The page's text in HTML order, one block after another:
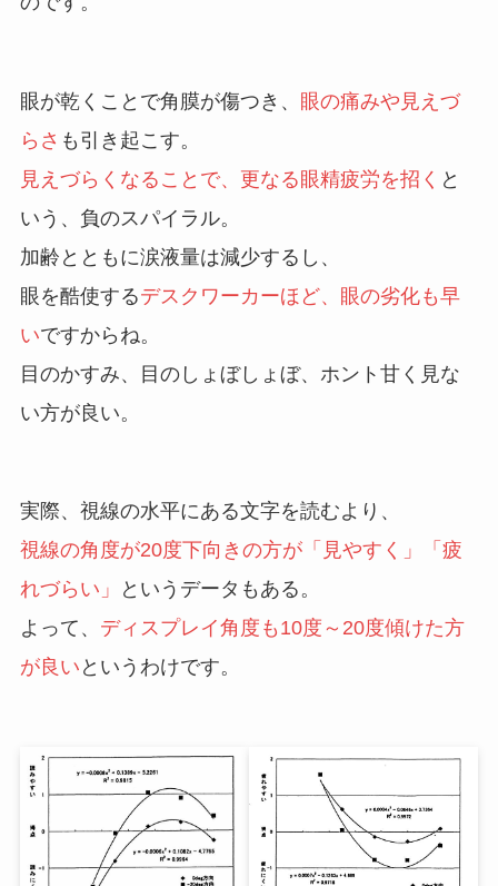
眼が乾くことで角膜が傷つき、 眼の痛みや見えづ
らさ も引き起こす。
見えづらくなることで、更なる眼精疲労を招く と
いう、負のスパイラル。
加齢とともに涙液量は減少するし、
眼を酷使するデスクワーカーほど、眼の劣化も早
いですからね。
目のかすみ、目のしょぼしょぼ、ホント甘く見な
い方が良い。
実際、視線の水平にある文字を読むより、
視線の角度が20度下向きの方が「見やすく」「疲
れづらい」
というデータもある。
よって、 ディスプレイ角度も10度～20度傾けた方
が良い というわけです。